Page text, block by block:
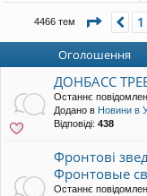
уп
4466 тем 1
Оголошення
ДОНБАСС
Останнє
Додано в Новини в
Відповіді: 438
Фронтові
Фронтовые
Останнє